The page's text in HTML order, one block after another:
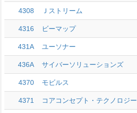
4308 Ｊストリーム
4316 ビーマップ
431A ユーソナー
436A サイバーソリューションズ
4370 モビルス
4371 コアコンセプト・テクノロジー